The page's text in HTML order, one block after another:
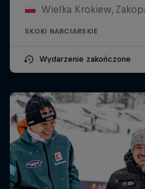
Wielka Krokiew,
SKOKI NARCIARSKIE
Wydarzenie zakończone